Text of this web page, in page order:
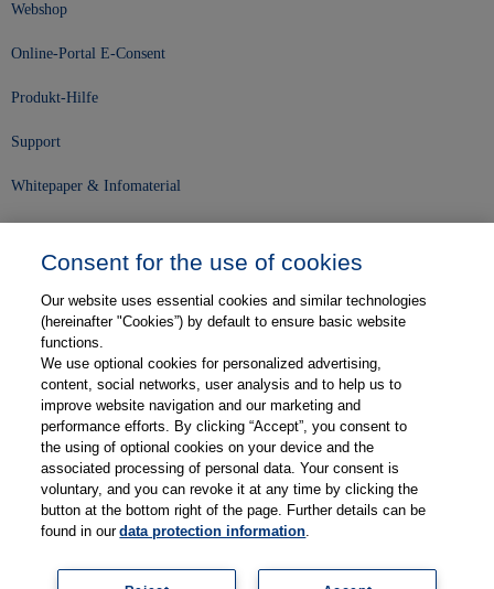
Webshop
Online-Portal E-Consent
Produkt-Hilfe
Support
Whitepaper & Infomaterial
Karriere
Kontakt
Web-Semniare
Anwenderberichte
Partner
Consent for the use of cookies
Our website uses essential cookies and similar technologies
(hereinafter "Cookies”) by default to ensure basic website
functions.
We use optional cookies for personalized advertising,
content, social networks, user analysis and to help us to
improve website navigation and our marketing and
performance efforts. By clicking “Accept”, you consent to
the using of optional cookies on your device and the
associated processing of personal data. Your consent is
voluntary, and you can revoke it at any time by clicking the
button at the bottom right of the page. Further details can be
found in ourdata protection information.